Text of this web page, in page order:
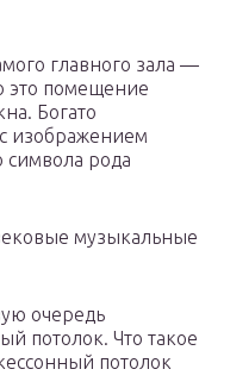
главного зала —
это помещение
Богато
изображением
символа рода
музыкальные
очередь
потолок. Что такое
потолок